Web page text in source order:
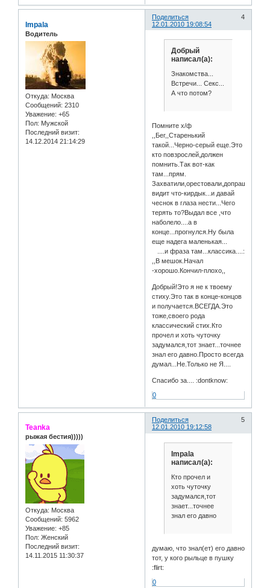
Поделиться
4
12.01.2010 19:08:54
Impala
Водитель
Откуда: Москва
Сообщений: 2310
Уважение: +65
Пол: Мужской
Последний визит:
14.12.2014 21:14:29
Добрый
написал(а):
Знакомства...
Встречи... Секс...
А что потом?
Помните х/ф
,,Бег,,Старенький
такой...Черно-серый еще.Это
кто повзрослей,должен
помнить.Так вот-как
там...прям.
видит что-кирдык...и давай
чеснок в глаза нести...Чего
терять то?Выдал все ,что
наболело....а в
конце...прогнулся.Ну была
еще надега маленькая...
....и фраза там...классика....:
,,В мешок.Начал
-хорошо.Кончил-плохо,,
Добрый!Это я не к твоему
стиху.Это так в конце-концов
и получается.ВСЕГДА.Это
тоже,своего рода
классический стих.Кто
прочел и хоть чуточку
задумался,тот знает...точнее
знал его давно.Просто всегда
думал...Не.Только не Я....
Спасибо за.... :dontknow:
0
Поделиться
5
12.01.2010 19:12:58
Teanka
рыжая бестия)))))
Откуда: Москва
Сообщений: 5962
Уважение: +85
Пол: Женский
Последний визит:
14.11.2015 11:30:37
Impala
написал(а):
Кто прочел и
хоть чуточку
задумался,тот
знает...точнее
знал его давно
думаю, что знал(ет) его давно
тот, у кого рыльце в пушку
:flirt:
0